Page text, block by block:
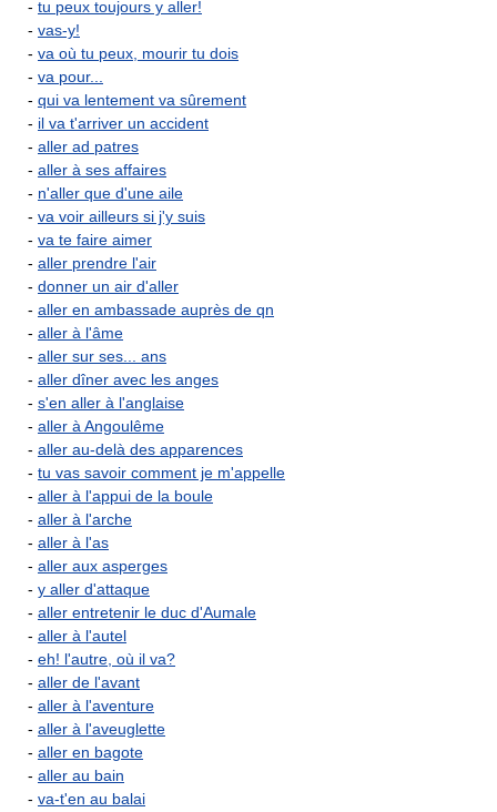
- tu peux toujours y aller!
- vas-y!
- va où tu peux, mourir tu dois
- va pour...
- qui va lentement va sûrement
- il va t'arriver un accident
- aller ad patres
- aller à ses affaires
- n'aller que d'une aile
- va voir ailleurs si j'y suis
- va te faire aimer
- aller prendre l'air
- donner un air d'aller
- aller en ambassade auprès de qn
- aller à l'âme
- aller sur ses... ans
- aller dîner avec les anges
- s'en aller à l'anglaise
- aller à Angoulême
- aller au-delà des apparences
- tu vas savoir comment je m'appelle
- aller à l'appui de la boule
- aller à l'arche
- aller à l'as
- aller aux asperges
- y aller d'attaque
- aller entretenir le duc d'Aumale
- aller à l'autel
- eh! l'autre, où il va?
- aller de l'avant
- aller à l'aventure
- aller à l'aveuglette
- aller en bagote
- aller au bain
- va-t'en au balai